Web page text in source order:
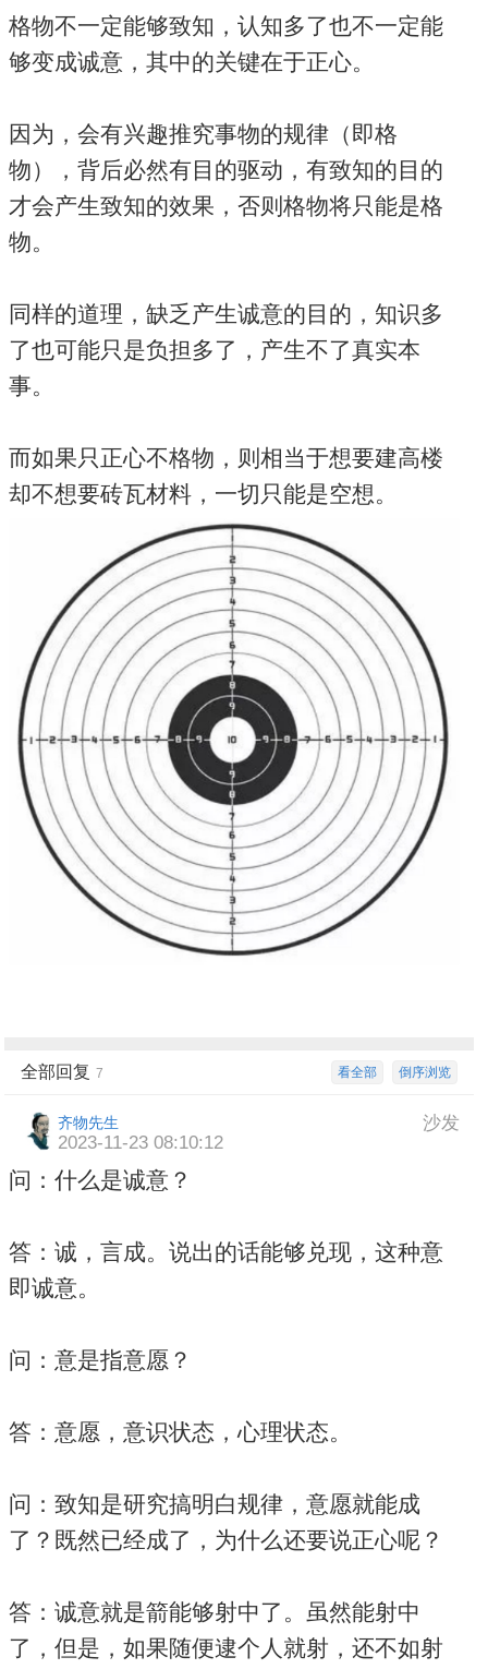
格物不一定能够致知，认知多了也不一定能
够变成诚意，其中的关键在于正心。
因为，会有兴趣推究事物的规律（即格
物），背后必然有目的驱动，有致知的目的
才会产生致知的效果，否则格物将只能是格
物。
同样的道理，缺乏产生诚意的目的，知识多
了也可能只是负担多了，产生不了真实本
事。
而如果只正心不格物，则相当于想要建高楼
却不想要砖瓦材料，一切只能是空想。
倒序浏览
看全部
全部回复 7
沙发
齐物先生
2023-11-23 08:10:12
问：什么是诚意？
答：诚，言成。说出的话能够兑现，这种意
即诚意。
问：意是指意愿？
答：意愿，意识状态，心理状态。
问：致知是研究搞明白规律，意愿就能成
了？既然已经成了，为什么还要说正心呢？
答：诚意就是箭能够射中了。虽然能射中
了，但是，如果随便逮个人就射，还不如射